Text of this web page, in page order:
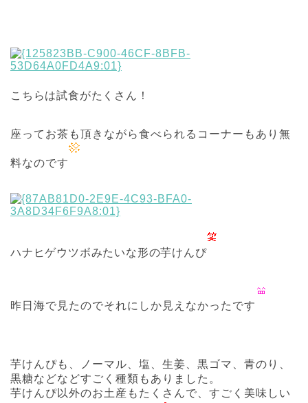
こちらは試食がたくさん！
座ってお茶も頂きながら食べられるコーナーもあり無
料なのです
ハナヒゲウツボみたいな形の芋けんぴ
昨日海で見たのでそれにしか見えなかったです
芋けんぴも、ノーマル、塩、生姜、黒ゴマ、青のり、
黒糖などなどすごく種類もありました。
芋けんぴ以外のお土産もたくさんで、すごく美味しい